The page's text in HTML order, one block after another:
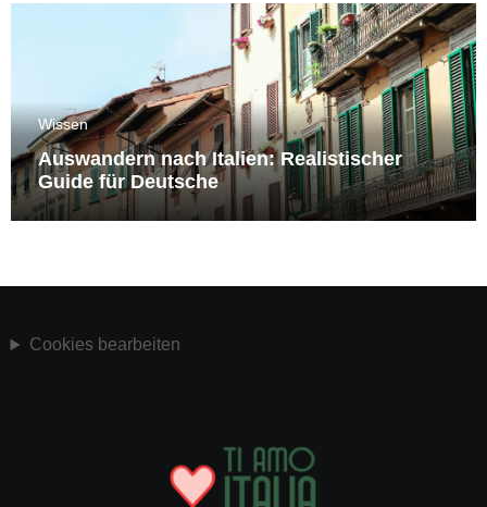
Wissen
Auswandern nach Italien: Realistischer
Guide für Deutsche
Cookies bearbeiten